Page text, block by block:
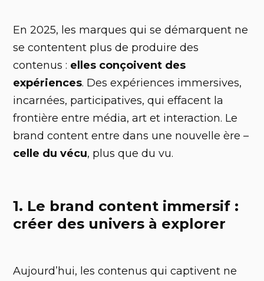
En 2025, les marques qui se démarquent ne
se contentent plus de produire des
contenus : elles conçoivent des
expériences. Des expériences immersives,
incarnées, participatives, qui effacent la
frontière entre média, art et interaction. Le
brand content entre dans une nouvelle ère –
celle du vécu, plus que du vu.
1. Le brand content immersif :
créer des univers à explorer
Aujourd’hui, les contenus qui captivent ne